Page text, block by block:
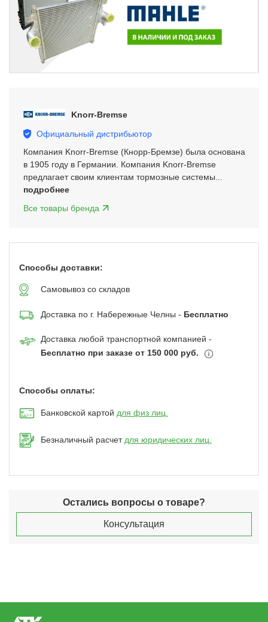
Knorr-Bremse
Официальный дистрибьютор
Компания Knorr-Bremse (Кнорр-Бремзе) была основана
в 1905 году в Германии. Компания Knorr-Bremse
предлагает своим клиентам тормозные системы...
подробнее
Все товары бренда
Способы доставки:
Самовывоз со складов
Доставка по г. Набережные Челны - Бесплатно
Доставка любой транспортной компанией -
Бесплатно при заказе от 150 000 руб.
Способы оплаты:
Банковской картой для физ лиц.
Безналичный расчетдля юридических лиц.
Остались вопросы о товаре?
Консультация